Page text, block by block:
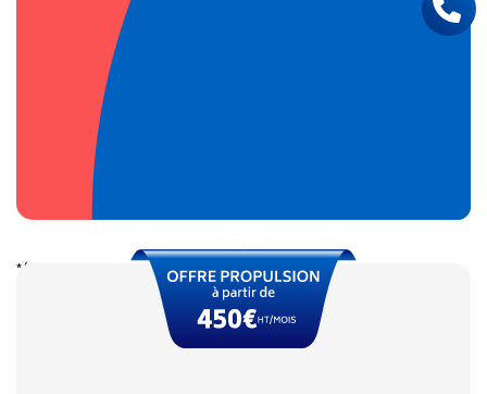
*(en fonction du CA, effectif, complexité)